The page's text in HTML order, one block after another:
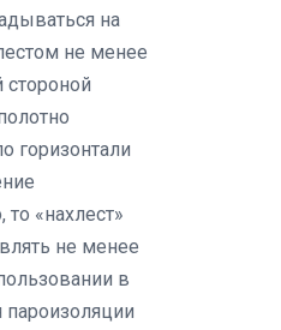
на
не менее
стороной
горизонтали
«нахлест»
не менее
в
пароизоляции